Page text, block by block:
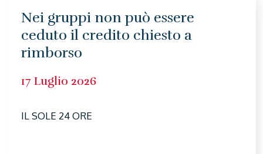
Nei gruppi non può essere
ceduto il credito chiesto a
rimborso
17 Luglio 2026
IL SOLE 24 ORE